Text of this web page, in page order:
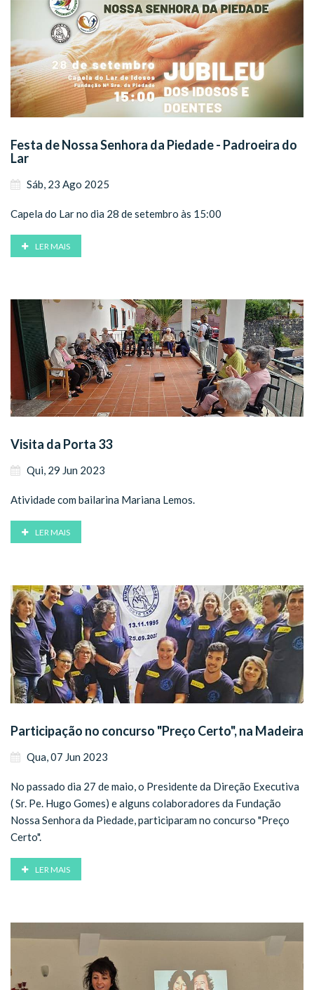
Festa de Nossa Senhora da Piedade - Padroeira do
Lar
Sáb, 23 Ago 2025
Capela do Lar no dia 28 de setembro às 15:00
LER MAIS
Visita da Porta 33
Qui, 29 Jun 2023
Atividade com bailarina Mariana Lemos.
LER MAIS
Participação no concurso "Preço Certo", na Madeira
Qua, 07 Jun 2023
No passado dia 27 de maio, o Presidente da Direção Executiva
( Sr. Pe. Hugo Gomes) e alguns colaboradores da Fundação
Nossa Senhora da Piedade, participaram no concurso "Preço
Certo".
LER MAIS